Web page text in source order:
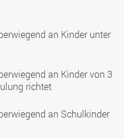
an Kinder unter
an Kinder von 3
richtet
an Schulkinder